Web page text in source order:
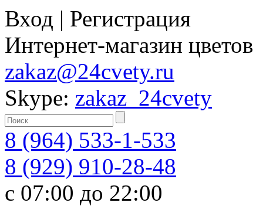
Вход | Регистрация
Интернет-магазин цветов
zakaz@24cvety.ru
Skype: zakaz_24cvety
8 (964) 533-1-533
8 (929) 910-28-48
с 07:00 до 22:00